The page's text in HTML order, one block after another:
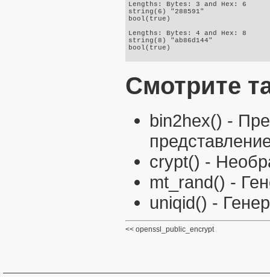
Lengths: Bytes: 3 and Hex: 6
string(6) "288591"
bool(true)
Lengths: Bytes: 4 and Hex: 8
string(8) "ab86d144"
bool(true)
Смотрите
bin2hex() -
crypt() -
mt_rand() -
uniqid() -
openssl_public_encrypt